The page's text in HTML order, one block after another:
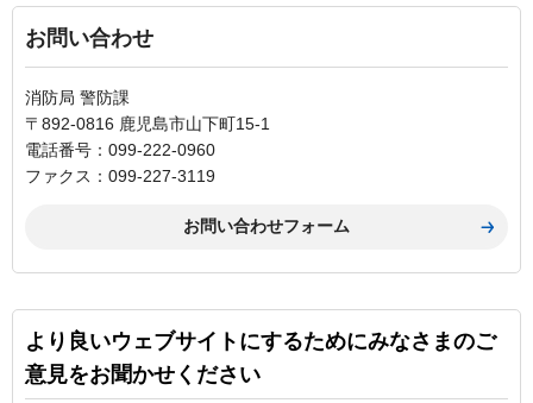
お問い合わせ
消防局 警防課
〒892-0816 鹿児島市山下町15-1
電話番号：099-222-0960
ファクス：099-227-3119
より良いウェブサイトにするためにみなさまのご
意見をお聞かせください